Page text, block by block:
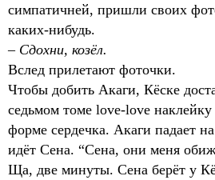
симпатичней, пришли своих
каких-нибудь.
– Сдохни, козёл.
Вслед прилетают фоточки.
Чтобы добить Акаги, Кёске
седьмом томе love-love
форме сердечка. Акаги падает
идёт Сена. “Сена, они меня
Ща, две минуты. Сена берёт у